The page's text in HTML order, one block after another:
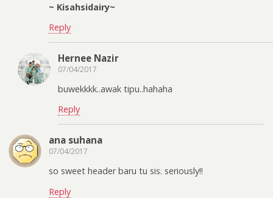
~ Kisahsidairy~
Reply
Hernee Nazir
07/04/2017
buwekkkk..awak tipu..hahaha
Reply
ana suhana
07/04/2017
so sweet header baru tu sis. seriously!!
Reply